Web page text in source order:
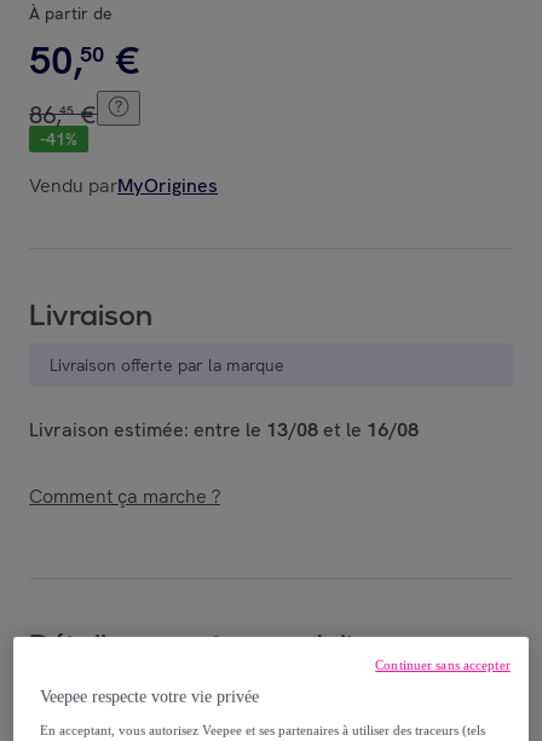
À partir de
50,50 €
86,45 €
-41%
Vendu parMyOrigines
Livraison
Livraison offerte par la marque
Livraison estimée: entre le 13/08 et le 16/08
Comment ça marche ?
Détails sur votre produit
Description
Veepee respecte votre vie privée
En acceptant, vous autorisez Veepee et ses partenaires à utiliser des traceurs (tels
Continuer sans accepter